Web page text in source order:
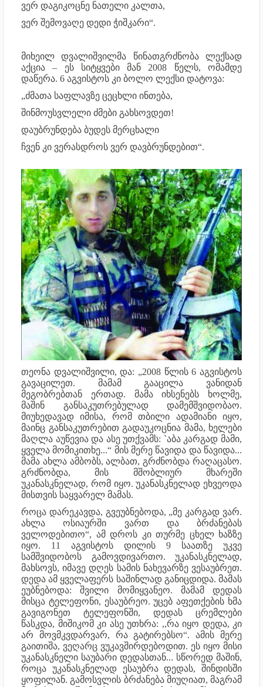
ვერ დაგიკოცნე ნათელი კალთა,
ვერ შემოვაღე დედი ჭიშკარი“.
მიხეილ დვალიშვილმა წინათგრძნობა ლექსად
აქცია – ეს სიტყვები მან 2008 წელს, ომამდე
დაწერა. 6 აგვისტოს კი ბოლო ლექსი დატოვა:
„ძმათა საფლავზე ცეცხლი ინთება,
შინმოუსვლელი ძმები გახსოვდეთ!
დაუბრუნდება ბუდეს მერცხალი
ჩვენ კი ვერასდროს ვერ დავბრუნდებით“.
თეონა დვალიშვილი, და: „2008 წლის 6 აგვისტოს
გავაცილეთ. მამამ გააცილა ვანიდან
მეგობრებთან ერთად. მამა იხსენებს ხოლმე,
მაშინ განსაკუთრებულად დამემშვიდობაო.
მიუხედავად იმისა, რომ თბილი ადამიანი იყო,
მაინც განსაკუთრებით გადაუკოცნია მამა, ხელები
მაღლა აუწევია და ასე უთქვამს: `აბა კარგად მამი,
ყველა მომიკითხე...“ მის მერე წავიდა და წავიდა...
მამა ახლა ამბობს, ალბათ, გრძნობდა რაღაცასო.
გრძნობდა, მის მშობლიურ მხარეში
უკანასკნელად, რომ იყო. უკანასკნელად ეხვეოდა
მისთვის საყვარელ მამას.
როცა დარეკავდა, გვეუბნებოდა, „მე კარგად ვარ.
ახლა ოსიაურში ვართ და ბრძანებას
ველოდებითო“, ამ დროს კი თურმე ცხელ ხაზზე
იყო. 11 აგვისტოს დილის 9 საათზე უკვე
სამშვიდობოს გამოვდივართო. უკანასკნელად,
მახსოვს, იმავე დღეს სამის ნახევარზე ვესაუბრეთ.
დედა ამ ყველაფერს საშინლად განიცდიდა. მამას
ეუბნებოდა: შვილი მომიყვანეო. მამამ დედას
მისცა ტელეფონი, ესაუბრეო. უცებ აფეთქების ხმა
გავიგონეთ ტელეფონში, დედას ცრემლები
წასკდა, მიშიკომ კი ასე უთხრა: ,,რა იყო დედა, კი
არ მოვმკვდარვარ, რა გატირებსო“. ამის მერე
გაითიშა, ვეღარც ვუკავშირდებოდით. ეს იყო მისი
უკანასკნელი საუბარი დედასთან... სწორედ მაშინ,
როცა უკანასკნელად ესაუბრა დედას, შინდისში
ყოფილან. გამოსვლის ბრძანება მიუღიათ, მაგრამ